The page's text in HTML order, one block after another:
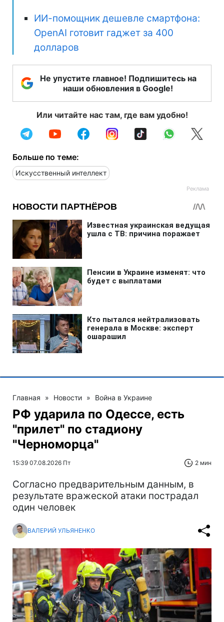
ИИ-помощник дешевле смартфона:
OpenAI готовит гаджет за 400
долларов
Не упустите главное! Подпишитесь на
наши обновления в Google!
Или читайте нас там, где вам удобно!
Больше по теме:
Искусственный интеллект
Главная » Новости » Война в Украине
РФ ударила по Одессе, есть
"прилет" по стадиону
"Черноморца"
15:39 07.08.2026 Пт 2 мин
Согласно предварительным данным, в
результате вражеской атаки пострадал
один человек
ВАЛЕРИЙ УЛЬЯНЕНКО